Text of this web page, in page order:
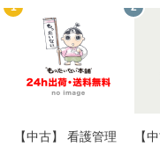
1
【中古】 看護管理
2
【